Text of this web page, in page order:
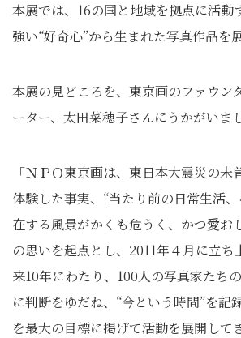
本展では、16の国と地域を拠点に活動
強い“好奇心”から生まれた写真作品を
本展の見どころを、東京画のファウン
ーター、太田菜穂子さんにうかがいまし
「ＮＰＯ東京画は、東日本大震災の未
体験した事実、“当たり前の日常生活
在する風景がかくも危うく、かつ愛お
の思いを起点とし、2011年４月に立ち
来10年にわたり、100人の写真家たち
に判断をゆだね、“今という時間”を記
を最大の目標に掲げて活動を展開して